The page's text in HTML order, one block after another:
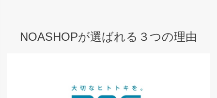
NOASHOPが選ばれる３つの理由